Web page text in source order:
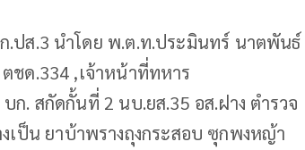
.ปส.3 นำโดย พ.ต.ท.ประมินทร์ นาตพันธ์
ชด.334 ,เจ้าหน้าที่ทหาร
ก. สกัดกั้นที่ 2 นบ.ยส.35 อส.ฝาง ตำรวจ
เป็น ยาบ้าพรางถุงกระสอบ ซุกพงหญ้า